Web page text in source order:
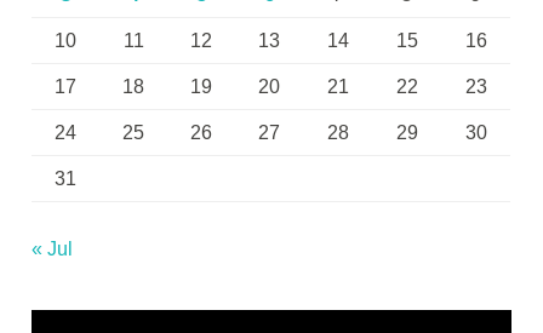
10 11 12 13 14 15 16
17 18 19 20 21 22 23
24 25 26 27 28 29 30
31
« Jul